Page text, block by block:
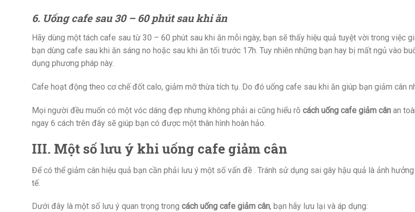
6. Uống cafe sau 30 – 60 phút sau khi ăn
Hãy dùng một tách cafe sau từ 30 – 60 phút sau khi ăn mỗi ngày, bạn sẽ thấy hiệu quả tuyệt vời trong việc
bạn dùng cafe sau khi ăn sáng no hoặc sau khi ăn tối trước 17h. Tuy nhiên những bạn hay bị mất ngủ vào
dụng phương pháp này.
Cafe hoạt động theo cơ chế đốt calo, giảm mỡ thừa tích tụ. Do đó uống cafe sau khi ăn giúp bạn giảm cân
Mọi người đều muốn có một vóc dáng đẹp nhưng không phải ai cũng hiểu rõ cách uống cafe giảm cân an
ngay 6 cách trên đây sẽ giúp bạn có được một thân hình hoàn hảo.
III. Một số lưu ý khi uống cafe giảm cân
Để có thể giảm cân hiệu quả bạn cần phải lưu ý một số vấn đề . Tránh sử dụng sai gây hậu quả là ảnh
tế.
Dưới đây là một số lưu ý quan trọng trong cách uống cafe giảm cân, bạn hãy lưu lại và áp dụng: